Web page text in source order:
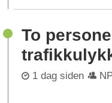
To
1 dag siden